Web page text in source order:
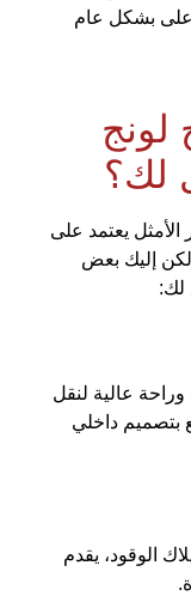
بشكل عام
لونج
لك؟
الأمثل يعتمد على
إليك بعض
لك:
عالية لنقل
بتصميم داخلي
الوقود، يقدم